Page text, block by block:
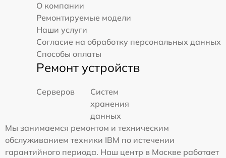
О компании
Ремонтируемые модели
Наши услуги
Согласие на обработку персональных данных
Способы оплаты
Ремонт устройств
Серверов
Систем
хранения
данных
Мы занимаемся ремонтом и техническим
обслуживанием техники IBM по истечении
гарантийного периода. Наш центр в Москве работает